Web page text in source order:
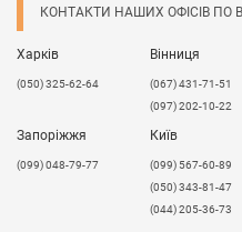
КОНТАКТИ НАШИХ ОФІСІВ ПО
Харків
(050) 325-62-64
Вінниця
(067) 431-71-51
(097) 202-10-22
Запоріжжя
(099) 048-79-77
Київ
(099) 567-60-89
(050) 343-81-47
(044) 205-36-73